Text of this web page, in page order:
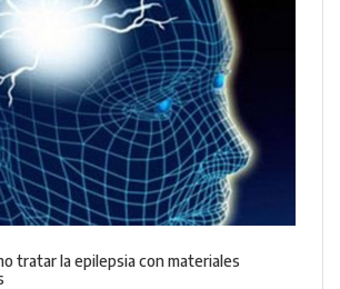
tratar la epilepsia con materiales